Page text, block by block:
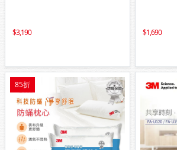
3,190 1,690
85折